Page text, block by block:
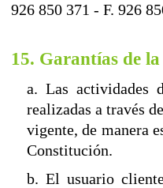
926 850 371 - F. 926
15. Garantías de
a. Las actividades
realizadas a través
vigente, de manera
Constitución.
b. El usuario